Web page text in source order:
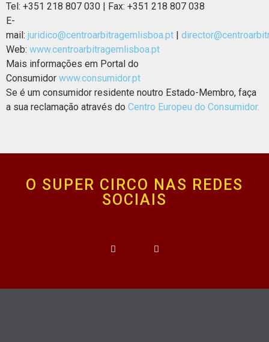
Tel: +351 218 807 030 | Fax: +351 218 807 038
E-
mail: juridico@centroarbitragemlisboa.pt
Web: www.centroarbitragemlisboa.pt
Mais informações em Portal do
Consumidor www.consumidor.pt
Se é um consumidor residente noutro Estado-Membro, faça
a sua reclamação através do Centro Europeu do Consumidor.
O SUPER CIRCO NAS REDES
SOCIAIS